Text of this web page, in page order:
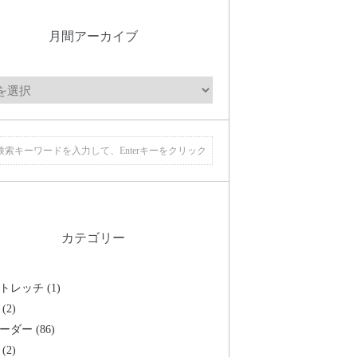
月間アーカイブ
カテゴリー
レッチ (1)
ダー (86)